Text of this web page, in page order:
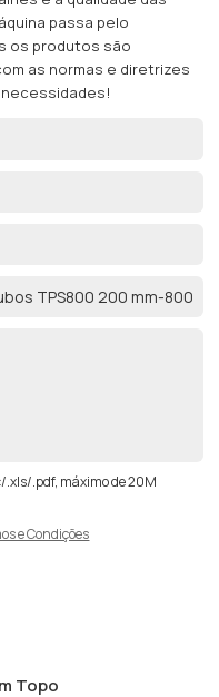
passa pelo
os produtos são
as normas e diretrizes
.pdf, máximo de 20M
e Condições
Topo